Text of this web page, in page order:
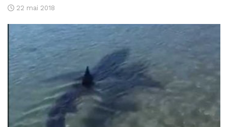
22 mai 2018